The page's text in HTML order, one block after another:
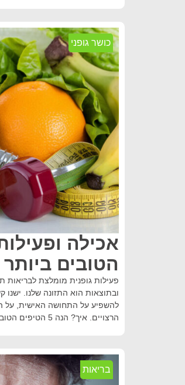
כושר גופני
הטובים
פעילות גופנית מומלצת
ובתוצאות הוא התזונה שלנו. ישנו
להשפיע על התחושה האישית, על
הרצויים. איך? הנה 5 הטיפים הטובים ביותר.
בריאות